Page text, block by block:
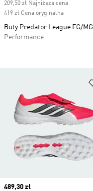
209,50 zł Najniższa cena
419 zł Cena oryginalna
Buty Predator League FG/MG
Performance
Current price
489,30 zł